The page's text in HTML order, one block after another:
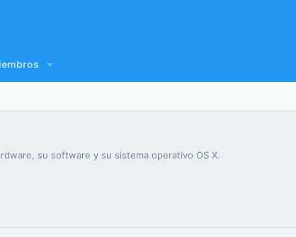
su software y su sistema operativo OS X.